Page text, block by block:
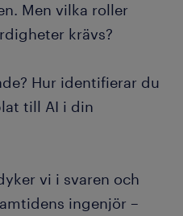
Men vilka roller
krävs?
Hur identifierar du
till AI i din
vi i svaren och
ingenjör –